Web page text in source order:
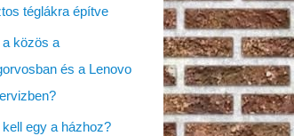
téglákra építve
a közös a
és a Lenovo
kell egy a házhoz?